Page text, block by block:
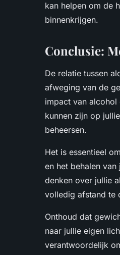
kan helpen om de
binnenkrijgen.
Conclusie:
De relatie tussen
afweging van de
impact van
kunnen zijn op
beheersen.
Het is essentieel
en het behalen
denken over jullie
volledig afstand te
Onthoud dat
naar jullie eigen
verantwoordelijk